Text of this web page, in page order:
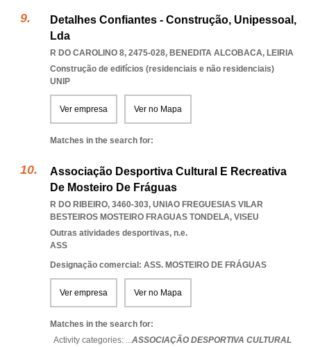
Detalhes Confiantes - Construção, Unipessoal,
Lda
R DO CAROLINO 8, 2475-028, BENEDITA ALCOBACA, LEIRIA
Construção de edifícios (residenciais e não residenciais)
UNIP
Ver empresa Ver no Mapa
Matches in the search for:
Associação Desportiva Cultural E Recreativa
De Mosteiro De Fráguas
R DO RIBEIRO, 3460-303, UNIAO FREGUESIAS VILAR
BESTEIROS MOSTEIRO FRAGUAS TONDELA, VISEU
Outras atividades desportivas, n.e.
ASS
Designação comercial: ASS. MOSTEIRO DE FRÁGUAS
Ver empresa Ver no Mapa
Matches in the search for:
Activity categories: ...ASSOCIAÇÃO DESPORTIVA CULTURAL